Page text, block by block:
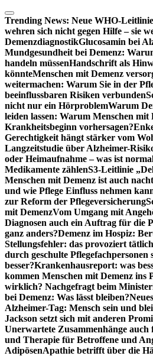
Zum
Inhalt
springen
Trending News: Neue WHO-
wehren sich nicht gegen Hilfe – sie
DemenzdiagnostikGlucosamin bei
Mundgesundheit bei Demenz:
handeln müssenHandschrift als
könnteMenschen mit Demenz
weitermachen: Warum Sie in der
beeinflussbaren Risiken verbunden
nicht nur ein HörproblemWarum
leiden lassen: Warum Menschen
Krankheitsbeginn vorhersagen?
Gerechtigkeit hängt stärker vom
Langzeitstudie über Alzheimer-
oder Heimaufnahme – was ist
Medikamente zählenS3-Leitlinie
Menschen mit Demenz ist auch
und wie Pflege Einfluss nehmen
zur Reform der Pflegeversicherung
mit DemenzVom Umgang mit
Diagnosen auch ein Auftrag für die
ganz anders?Demenz im Hospiz:
Stellungsfehler: das provoziert
durch geschulte
besser?Krankenhausreport: was
kommen Menschen mit Demenz
wirklich? Nachgefragt beim
bei Demenz: Was lässt bleiben?
Alzheimer-Tag: Mensch sein und
Jackson setzt sich mit anderen
Unerwartete Zusammenhänge auch
und Therapie für Betroffene und
AdipösenApathie betrifft über die